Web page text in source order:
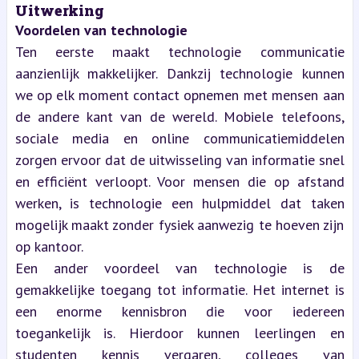
Uitwerking
Voordelen van technologie
Ten eerste maakt technologie communicatie
aanzienlijk makkelijker. Dankzij technologie kunnen
we op elk moment contact opnemen met mensen aan
de andere kant van de wereld. Mobiele telefoons,
sociale media en online communicatiemiddelen
zorgen ervoor dat de uitwisseling van informatie snel
en efficiënt verloopt. Voor mensen die op afstand
werken, is technologie een hulpmiddel dat taken
mogelijk maakt zonder fysiek aanwezig te hoeven zijn
op kantoor.
Een ander voordeel van technologie is de
gemakkelijke toegang tot informatie. Het internet is
een enorme kennisbron die voor iedereen
toegankelijk is. Hierdoor kunnen leerlingen en
studenten kennis vergaren, colleges van